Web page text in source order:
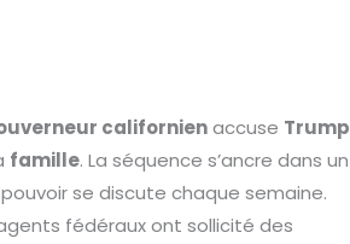
californienaccuse Trump
famille. La séquence s’ancre dans un
se discute chaque semaine.
fédéraux ont sollicité des